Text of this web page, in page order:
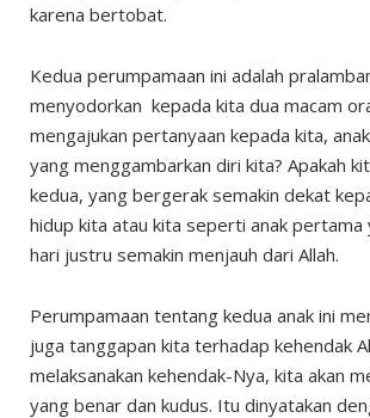
karena bertobat.
Kedua perumpamaan ini adalah
menyodorkan kepada kita dua macam
mengajukan pertanyaan kepada kita,
yang menggambarkan diri kita? Apakah
kedua, yang bergerak semakin dekat
hidup kita atau kita seperti anak pertama
hari justru semakin menjauh dari Allah.
Perumpamaan tentang kedua anak ini
juga tanggapan kita terhadap kehendak
melaksanakan kehendak-Nya, kita akan
yang benar dan kudus. Itu dinyatakan